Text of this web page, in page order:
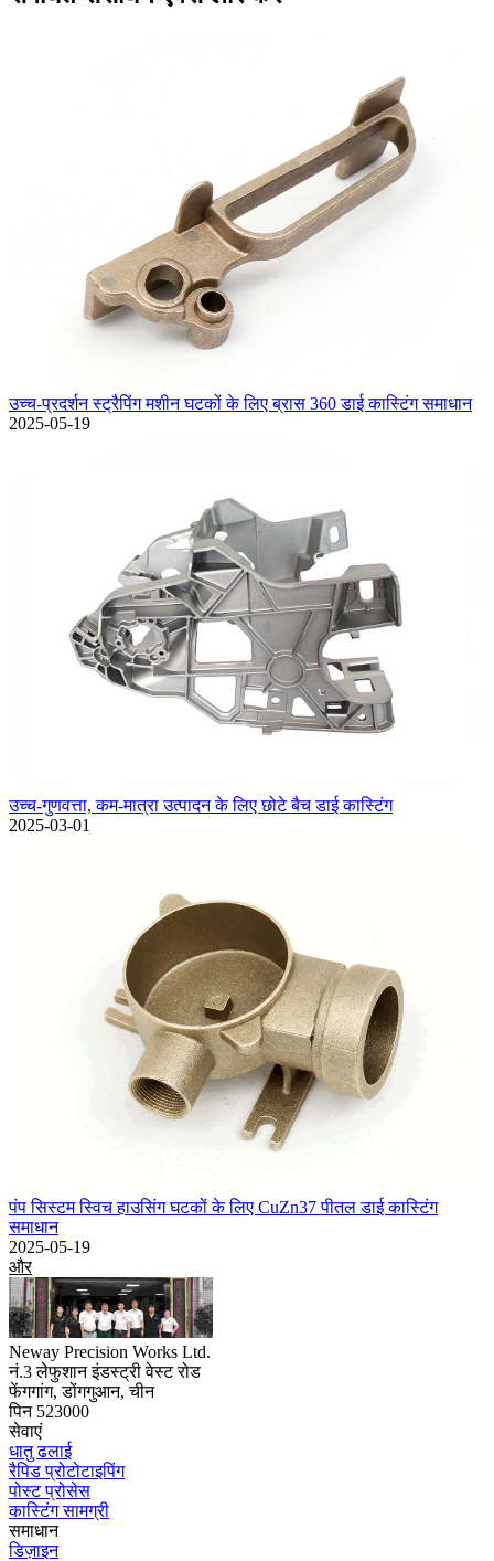
उच्च-प्रदर्शन स्ट्रैपिंग मशीन घटकों के लिए ब्रास 360 डाई कास्टिंग समाधान
2025-05-19
उच्च-गुणवत्ता, कम-मात्रा उत्पादन के लिए छोटे बैच डाई कास्टिंग
2025-03-01
पंप सिस्टम स्विच हाउसिंग घटकों के लिए CuZn37 पीतल डाई कास्टिंग
समाधान
2025-05-19
और
Neway Precision Works Ltd.
नं.3 लेफुशान इंडस्ट्री वेस्ट रोड
फेंगगांग, डोंगगुआन, चीन
पिन 523000
सेवाएं
धातु ढलाई
रैपिड प्रोटोटाइपिंग
पोस्ट प्रोसेस
कास्टिंग सामग्री
समाधान
डिज़ाइन